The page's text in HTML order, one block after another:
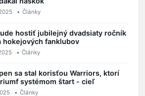
• Články
hostiť jubilejný dvadsiaty ročník
hokejových fanklubov
• Články
sa stal korisťou Warriors, ktorí
systémom štart - cieľ
• Články